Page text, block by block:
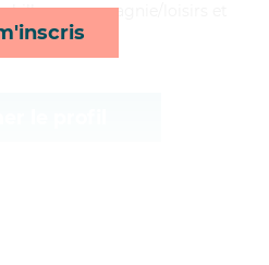
compagnie/loisirs et